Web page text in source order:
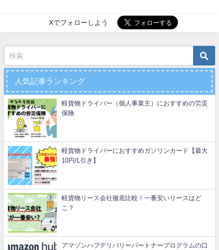
Xでフォローしよう
人気記事ランキング
軽貨物ドライバー（個人事業主）におすすめの労災
保険
軽貨物ドライバーにおすすめガソリンカード【最大
10円/L引き】
軽貨物リース会社徹底比較！一番安いリースはど
こ？
アマゾンハブデリバリーパートナープログラムの口